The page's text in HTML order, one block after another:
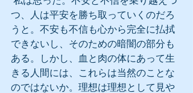
つ、人は平安を勝ち取っていくのだろ
うと。不安も不信も心から完全に払拭
できないし、そのための暗闇の部分も
ある。しかし、血と肉の体にあって生
きる人間には、これらは当然のことな
のではないか。理想は理想として見や